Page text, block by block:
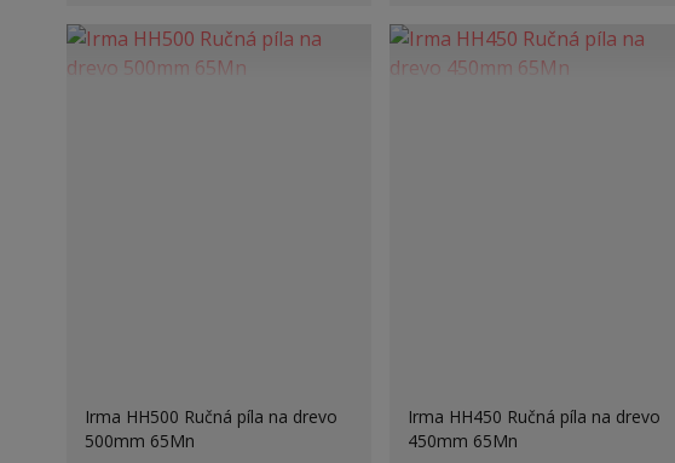
Irma HH500 Ručná píla na drevo
500mm 65Mn
Irma HH450 Ručná píla na drevo
450mm 65Mn